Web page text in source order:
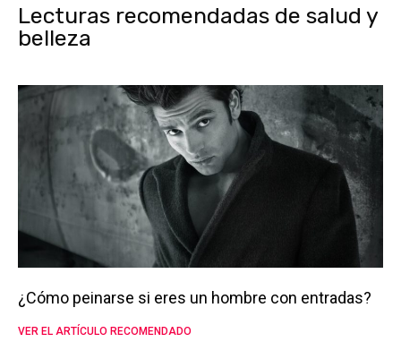
Lecturas recomendadas de salud y
belleza
¿Cómo peinarse si eres un hombre con entradas?
VER EL ARTÍCULO RECOMENDADO